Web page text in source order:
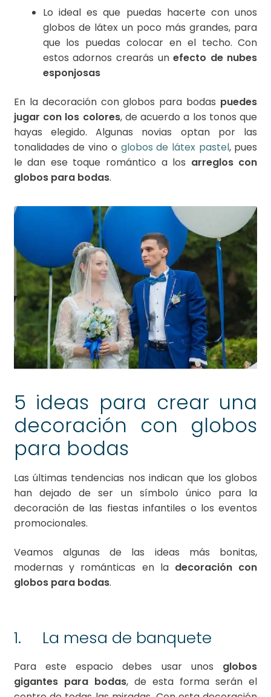
Lo ideal es que puedas hacerte con unos
globos de látex un poco más grandes, para
que los puedas colocar en el techo. Con
estos adornos crearás unefecto de nubes
esponjosas
En la decoración con globos para bodas puedes
jugar con los colores, de acuerdo a los tonos que
hayas elegido. Algunas novias optan por las
tonalidades de vino o globos de látex pastel, pues
le dan ese toque romántico a los arreglos con
globos para bodas.
5 ideas para crear una
decoración con globos
para bodas
Las últimas tendencias nos indican que los globos
han dejado de ser un símbolo único para la
decoración de las fiestas infantiles o los eventos
promocionales.
Veamos algunas de las ideas más bonitas,
modernas y románticas en la decoración con
globos para bodas.
1. La mesa de banquete
Para este espacio debes usar unos globos
gigantes para bodas, de esta forma serán el